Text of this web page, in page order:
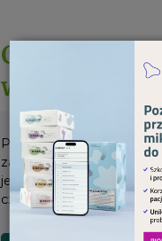
Chcesz
więcej?
Pełna treść artykułu,
załącznikami do
jest dla prenumeratorów
czasopisma, po